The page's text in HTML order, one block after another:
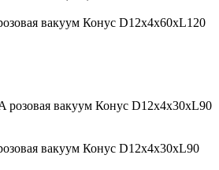
вакуум Конус D12х4x60xL120
вакуум Конус D12х4x30xL90